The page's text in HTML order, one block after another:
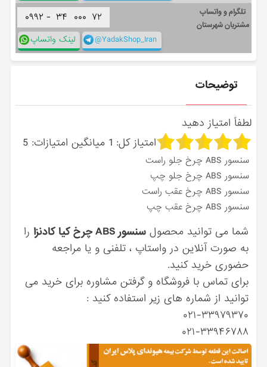
تلگرام و واتساپ
مشتریان شهرستان
۰۹۹۲ - ۳۴ ۰۰۰ ۷۲
لینک واتساپ @YadakShop_Iran
توضیحات
لطفاً امتیاز دهید
امتیاز کل: 1 میانگین امتیازات:5
سنسور ABS چرخ جلو راست
سنسور ABS چرخ جلو چپ
سنسور ABS چرخ عقب راست
سنسور ABS چرخ عقب چپ
شما می توانید محصولسنسور ABS چرخ کیا کادنزا
را
به صورت آنلاین در واستاپ ، تلفنی و یا مراجعه
حضوری خرید کنید.
برای تماس با فروشگاه و گرفتن مشاوره برای خرید می
توانید از شماره های زیر استفاده کنید :
۰۲۱-۳۳۹۷۹۳۷۰
۰۲۱-۳۳۹۴۶۷۸۸